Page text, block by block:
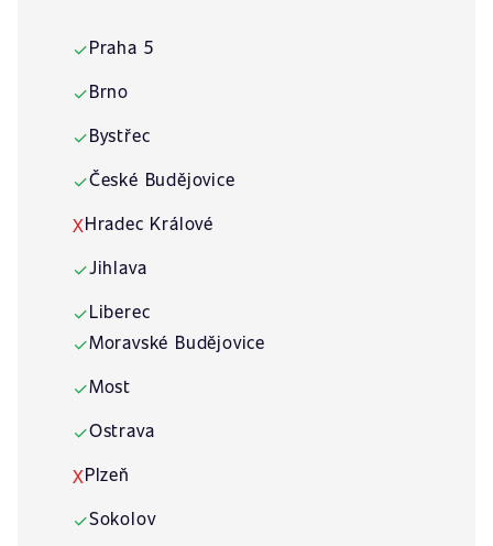
✓Praha 5
✓Brno
✓Bystřec
✓České Budějovice
XHradec Králové
✓Jihlava
✓Liberec
✓Moravské Budějovice
✓Most
✓Ostrava
XPlzeň
✓Sokolov